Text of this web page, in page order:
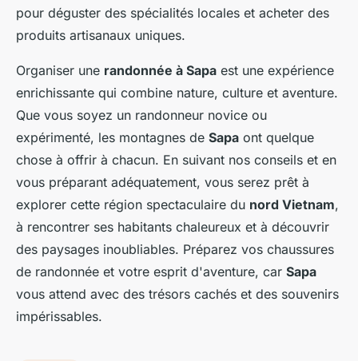
pour déguster des spécialités locales et acheter des
produits artisanaux uniques.
Organiser une randonnée à Sapa est une expérience
enrichissante qui combine nature, culture et aventure.
Que vous soyez un randonneur novice ou
expérimenté, les montagnes de Sapa ont quelque
chose à offrir à chacun. En suivant nos conseils et en
vous préparant adéquatement, vous serez prêt à
explorer cette région spectaculaire du nord Vietnam,
à rencontrer ses habitants chaleureux et à découvrir
des paysages inoubliables. Préparez vos chaussures
de randonnée et votre esprit d'aventure, car Sapa
vous attend avec des trésors cachés et des souvenirs
impérissables.